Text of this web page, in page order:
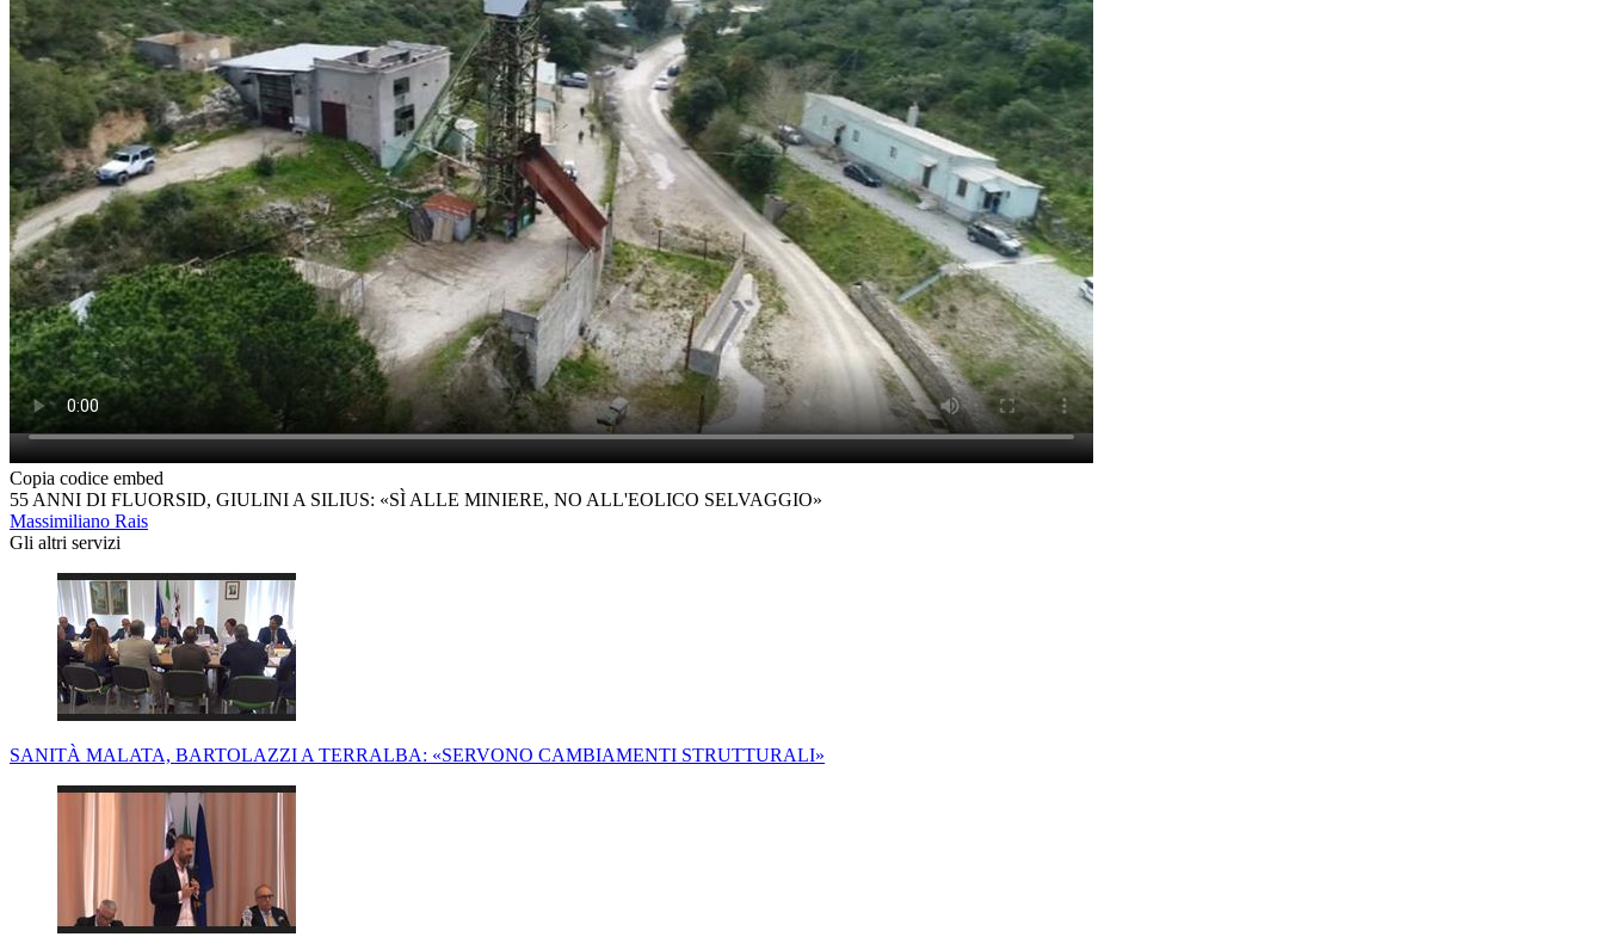
Copia codice embed
55 ANNI DI FLUORSID, GIULINI A SILIUS: «SÌ ALLE MINIERE, NO ALL'EOLICO SELVAGGIO»
Massimiliano Rais
Gli altri servizi
SANITÀ MALATA, BARTOLAZZI A TERRALBA: «SERVONO CAMBIAMENTI STRUTTURALI»